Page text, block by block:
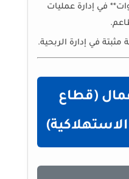
**5 إلى 8 سنوات** في إدارة عمليات
مثبتة في إدارة الربحية.
(قطاع